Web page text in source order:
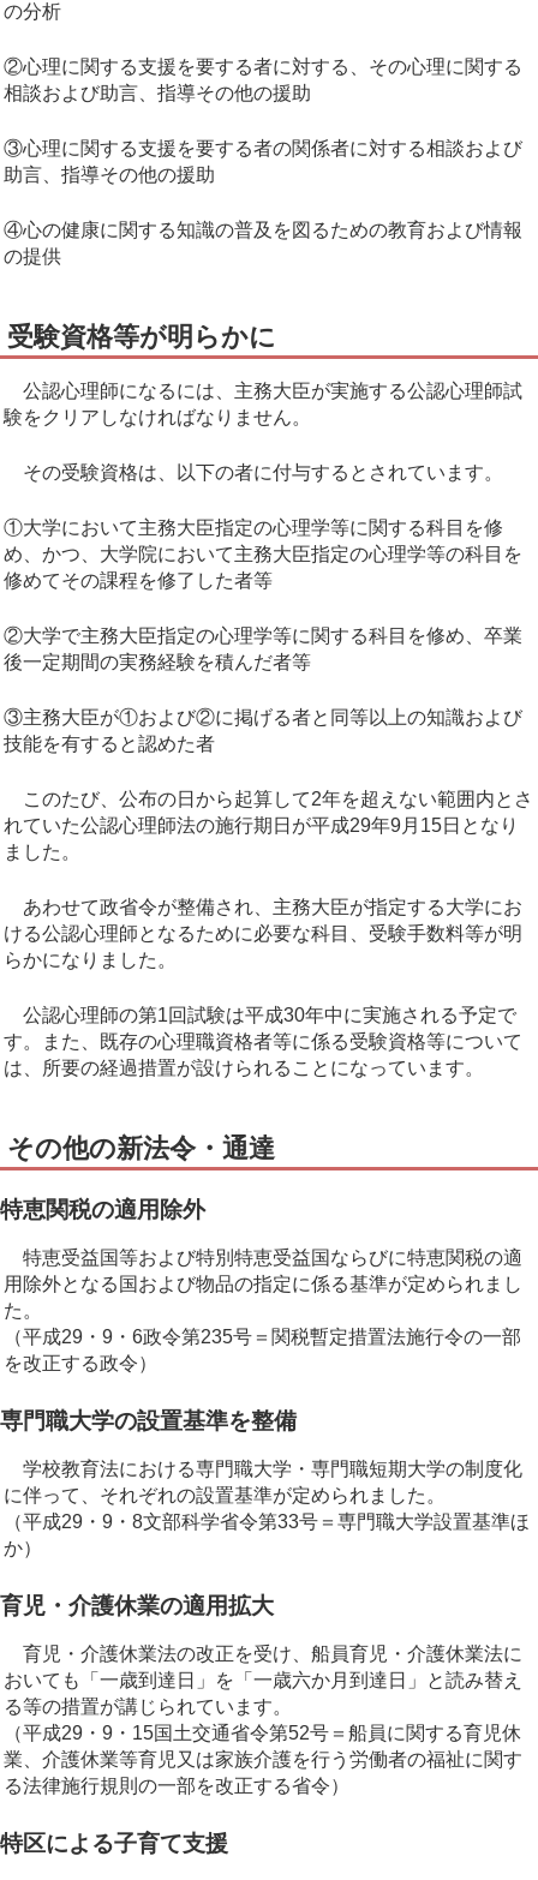
の分析
②心理に関する支援を要する者に対する、その心理に関する
相談および助言、指導その他の援助
③心理に関する支援を要する者の関係者に対する相談および
助言、指導その他の援助
④心の健康に関する知識の普及を図るための教育および情報
の提供
受験資格等が明らかに
公認心理師になるには、主務大臣が実施する公認心理師試
験をクリアしなければなりません。
その受験資格は、以下の者に付与するとされています。
①大学において主務大臣指定の心理学等に関する科目を修
め、かつ、大学院において主務大臣指定の心理学等の科目を
修めてその課程を修了した者等
②大学で主務大臣指定の心理学等に関する科目を修め、卒業
後一定期間の実務経験を積んだ者等
③主務大臣が①および②に掲げる者と同等以上の知識および
技能を有すると認めた者
このたび、公布の日から起算して2年を超えない範囲内とさ
れていた公認心理師法の施行期日が平成29年9月15日となり
ました。
あわせて政省令が整備され、主務大臣が指定する大学にお
ける公認心理師となるために必要な科目、受験手数料等が明
らかになりました。
公認心理師の第1回試験は平成30年中に実施される予定で
す。また、既存の心理職資格者等に係る受験資格等について
は、所要の経過措置が設けられることになっています。
その他の新法令・通達
特恵関税の適用除外
特恵受益国等および特別特恵受益国ならびに特恵関税の適
用除外となる国および物品の指定に係る基準が定められまし
た。
（平成29・9・6政令第235号＝関税暫定措置法施行令の一部
を改正する政令）
専門職大学の設置基準を整備
学校教育法における専門職大学・専門職短期大学の制度化
に伴って、それぞれの設置基準が定められました。
（平成29・9・8文部科学省令第33号＝専門職大学設置基準ほ
か）
育児・介護休業の適用拡大
育児・介護休業法の改正を受け、船員育児・介護休業法に
おいても「一歳到達日」を「一歳六か月到達日」と読み替え
る等の措置が講じられています。
（平成29・9・15国土交通省令第52号＝船員に関する育児休
業、介護休業等育児又は家族介護を行う労働者の福祉に関す
る法律施行規則の一部を改正する省令）
特区による子育て支援